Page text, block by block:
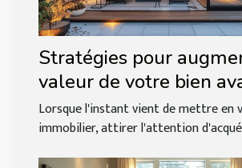
Stratégies pour
valeur de votre bien
vente
Lorsque l'instant vient de mettre en
immobilier, attirer l'attention